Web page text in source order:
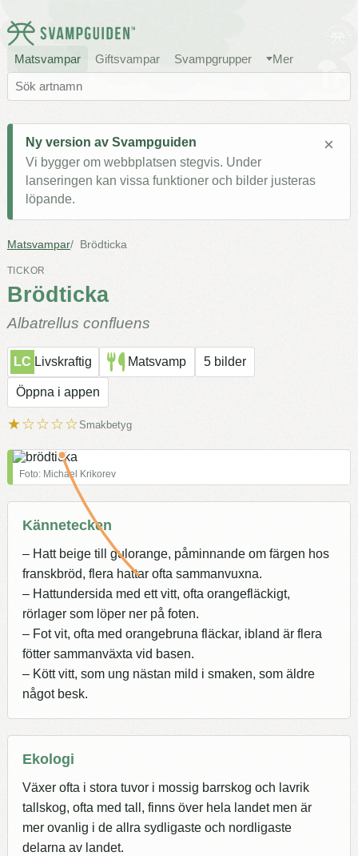
Matsvampar Giftsvampar Svampgrupper Mer
Ny version av Svampguiden
Vi bygger om webbplatsen stegvis. Under
lanseringen kan vissa funktioner och bilder justeras
löpande.
×
Matsvampar Brödticka
TICKOR
Brödticka
Albatrellus confluens
LC Livskraftig Matsvamp 5 bilder
Öppna i appen
★☆☆☆☆Smakbetyg
Foto: Michael Krikorev
Kännetecken
– Hatt beige till gulorange, påminnande om färgen hos
franskbröd, flera hattar ofta sammanvuxna.
– Hattundersida med ett vitt, ofta orangefläckigt,
rörlager som löper ner på foten.
– Fot vit, ofta med orangebruna fläckar, ibland är flera
fötter sammanväxta vid basen.
– Kött vitt, som ung nästan mild i smaken, som äldre
något besk.
Ekologi
Växer ofta i stora tuvor i mossig barrskog och lavrik
tallskog, ofta med tall, finns över hela landet men är
mer ovanlig i de allra sydligaste och nordligaste
delarna av landet.